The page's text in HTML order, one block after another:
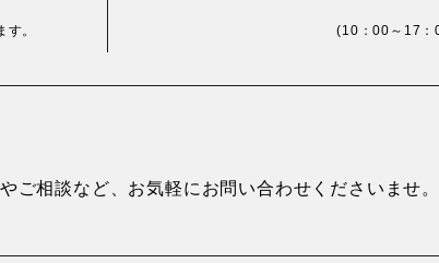
。 (10：00～17：
ご相談など、お気軽にお問い合わせくださいませ。